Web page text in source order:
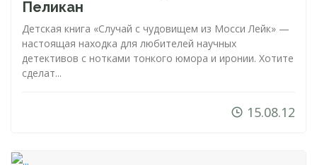
Пеликан
Детская книга «Случай с чудовищем из Мосси Лейк» —
настоящая находка для любителей научных
детективов с нотками тонкого юмора и иронии. Хотите
сделат...
15.08.12